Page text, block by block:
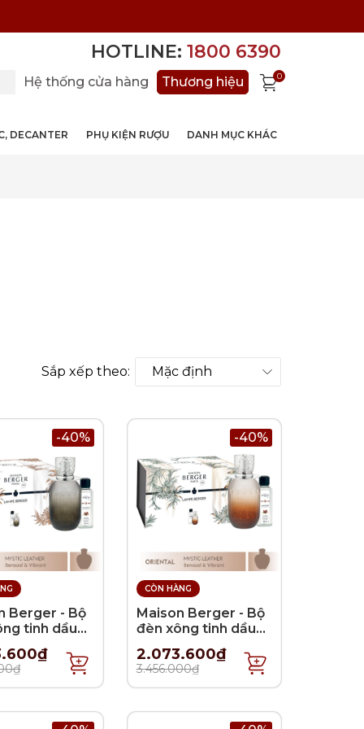
HOTLINE: 1800 6390
Hệ thống cửa hàng Thương hiệu 0
DECANTER PHỤ KIỆN RƯỢU DANH MỤC KHÁC
Sắp xếp theo:
-40%
Berger - Bộ
tinh dầu
Grey -
358ml
-40%
CÒN HÀNG
Maison Berger - Bộ
đèn xông tinh dầu
Evanescence Fawn
- 2 món - 358ml
2.073.600₫
3.456.000₫